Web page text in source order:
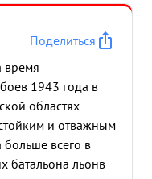
Поделиться
время
1943 года в
областях
и отважным
всего в
батальона льонв